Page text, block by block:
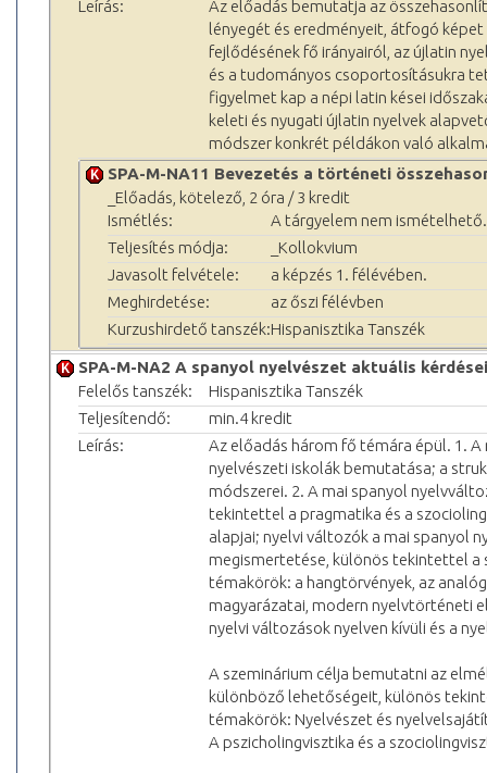
Leírás:
Az előadás bemutatja az
lényegét és eredményeit, átfogó
fejlődésének fő irányairól, az újlatin
és a tudományos csoportosításukra
figyelmet kap a népi latin kései
keleti és nyugati újlatin nyelvek
módszer konkrét példákon való
SPA-M-NA11 Bevezetés a történeti
_Előadás, kötelező, 2 óra / 3 kredit
Ismétlés:
A tárgyelem nem ismételhető.
Teljesítés módja:
_Kollokvium
Javasolt felvétele:
a képzés 1. félévében.
Meghirdetése:
az őszi félévben
Kurzushirdető tanszék:Hispanisztika Tanszék
SPA-M-NA2 A spanyol nyelvészet aktuális kérdései
Felelős tanszék:
Hispanisztika Tanszék
Teljesítendő:
min.4 kredit
Leírás:
Az előadás három fő témára épül. 1.
nyelvészeti iskolák bemutatása; a
módszerei. 2. A mai spanyol
tekintettel a pragmatika és a
alapjai; nyelvi változók a mai spanyol
megismertetése, különös tekintettel
témakörök: a hangtörvények, az
magyarázatai, modern nyelvtörténeti
nyelvi változások nyelven kívüli és a
A szeminárium célja bemutatni az
különböző lehetőségeit, különös
témakörök: Nyelvészet és
A pszicholingvisztika és a